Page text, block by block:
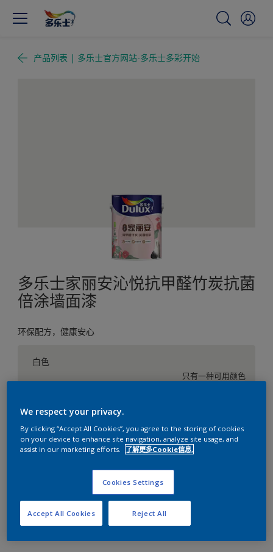
产品列表 | 多乐士官方网站-多乐士多彩开始
多乐士家丽安沁悦抗甲醛竹炭抗菌
倍涂墙面漆
环保配方，健康安心
白色
只有一种可用颜色
尺寸
5升 18升
We respect your privacy.
By clicking “Accept All Cookies”, you agree to the storing of cookies
on your device to enhance site navigation, analyze site usage, and
assist in our marketing efforts.
了解更多Cookie信息.
Cookies Settings
Reject All
Accept All Cookies